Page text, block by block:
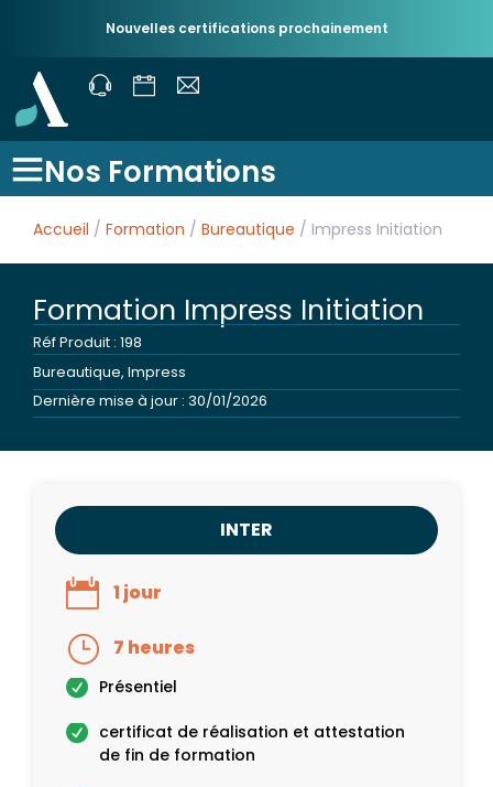
Nouvelles certifications prochainement
Nos Formations
Accueil / Formation / Bureautique / Impress Initiation
Formation Impress Initiation
Réf Produit : 198
Bureautique, Impress
Dernière mise à jour : 30/01/2026
INTER
1 jour
7 heures
Présentiel
certificat de réalisation et attestation
de fin de formation